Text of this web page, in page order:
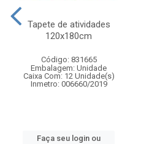
Tapete de atividades
120x180cm
Código: 831665
Embalagem: Unidade
Caixa Com: 12 Unidade(s)
Inmetro: 006660/2019
Faça seu login ou